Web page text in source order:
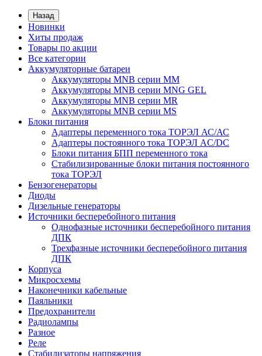
Назад
Новинки
Хиты продаж
Товары по акции
Все категории
Аккумуляторные батареи
Аккумуляторы MNB серии MM
Аккумуляторы MNB серии MNG GEL
Аккумуляторы MNB серии MR
Аккумуляторы MNB серии MS
Блоки питания
Адаптеры переменного тока ТОРЭЛ АС/АС
Адаптеры постоянного тока ТОРЭЛ AC/DC
Блоки питания БПП переменного тока
Стабилизированные блоки питания постоянного
тока ТОРЭЛ
Бензогенераторы
Диоды
Дизельные генераторы
Источники бесперебойного питания
Однофазные источники бесперебойного питания
ДПК
Трехфазные источники бесперебойного питания
ДПК
Корпуса
Микросхемы
Наконечники кабельные
Паяльники
Предохранители
Радиолампы
Разное
Реле
Стабилизаторы напряжения